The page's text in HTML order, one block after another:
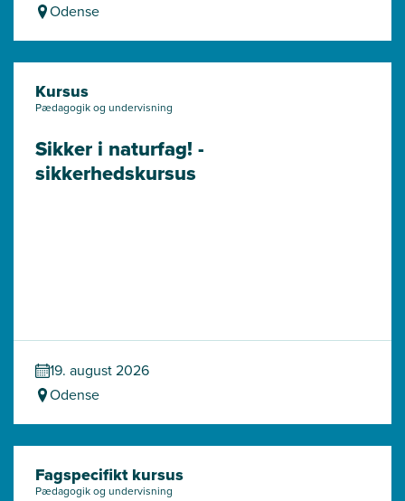
Odense
Kursus
Pædagogik og undervisning
Sikker i naturfag! -
sikkerhedskursus
19. august 2026
Odense
Fagspecifikt kursus
Pædagogik og undervisning